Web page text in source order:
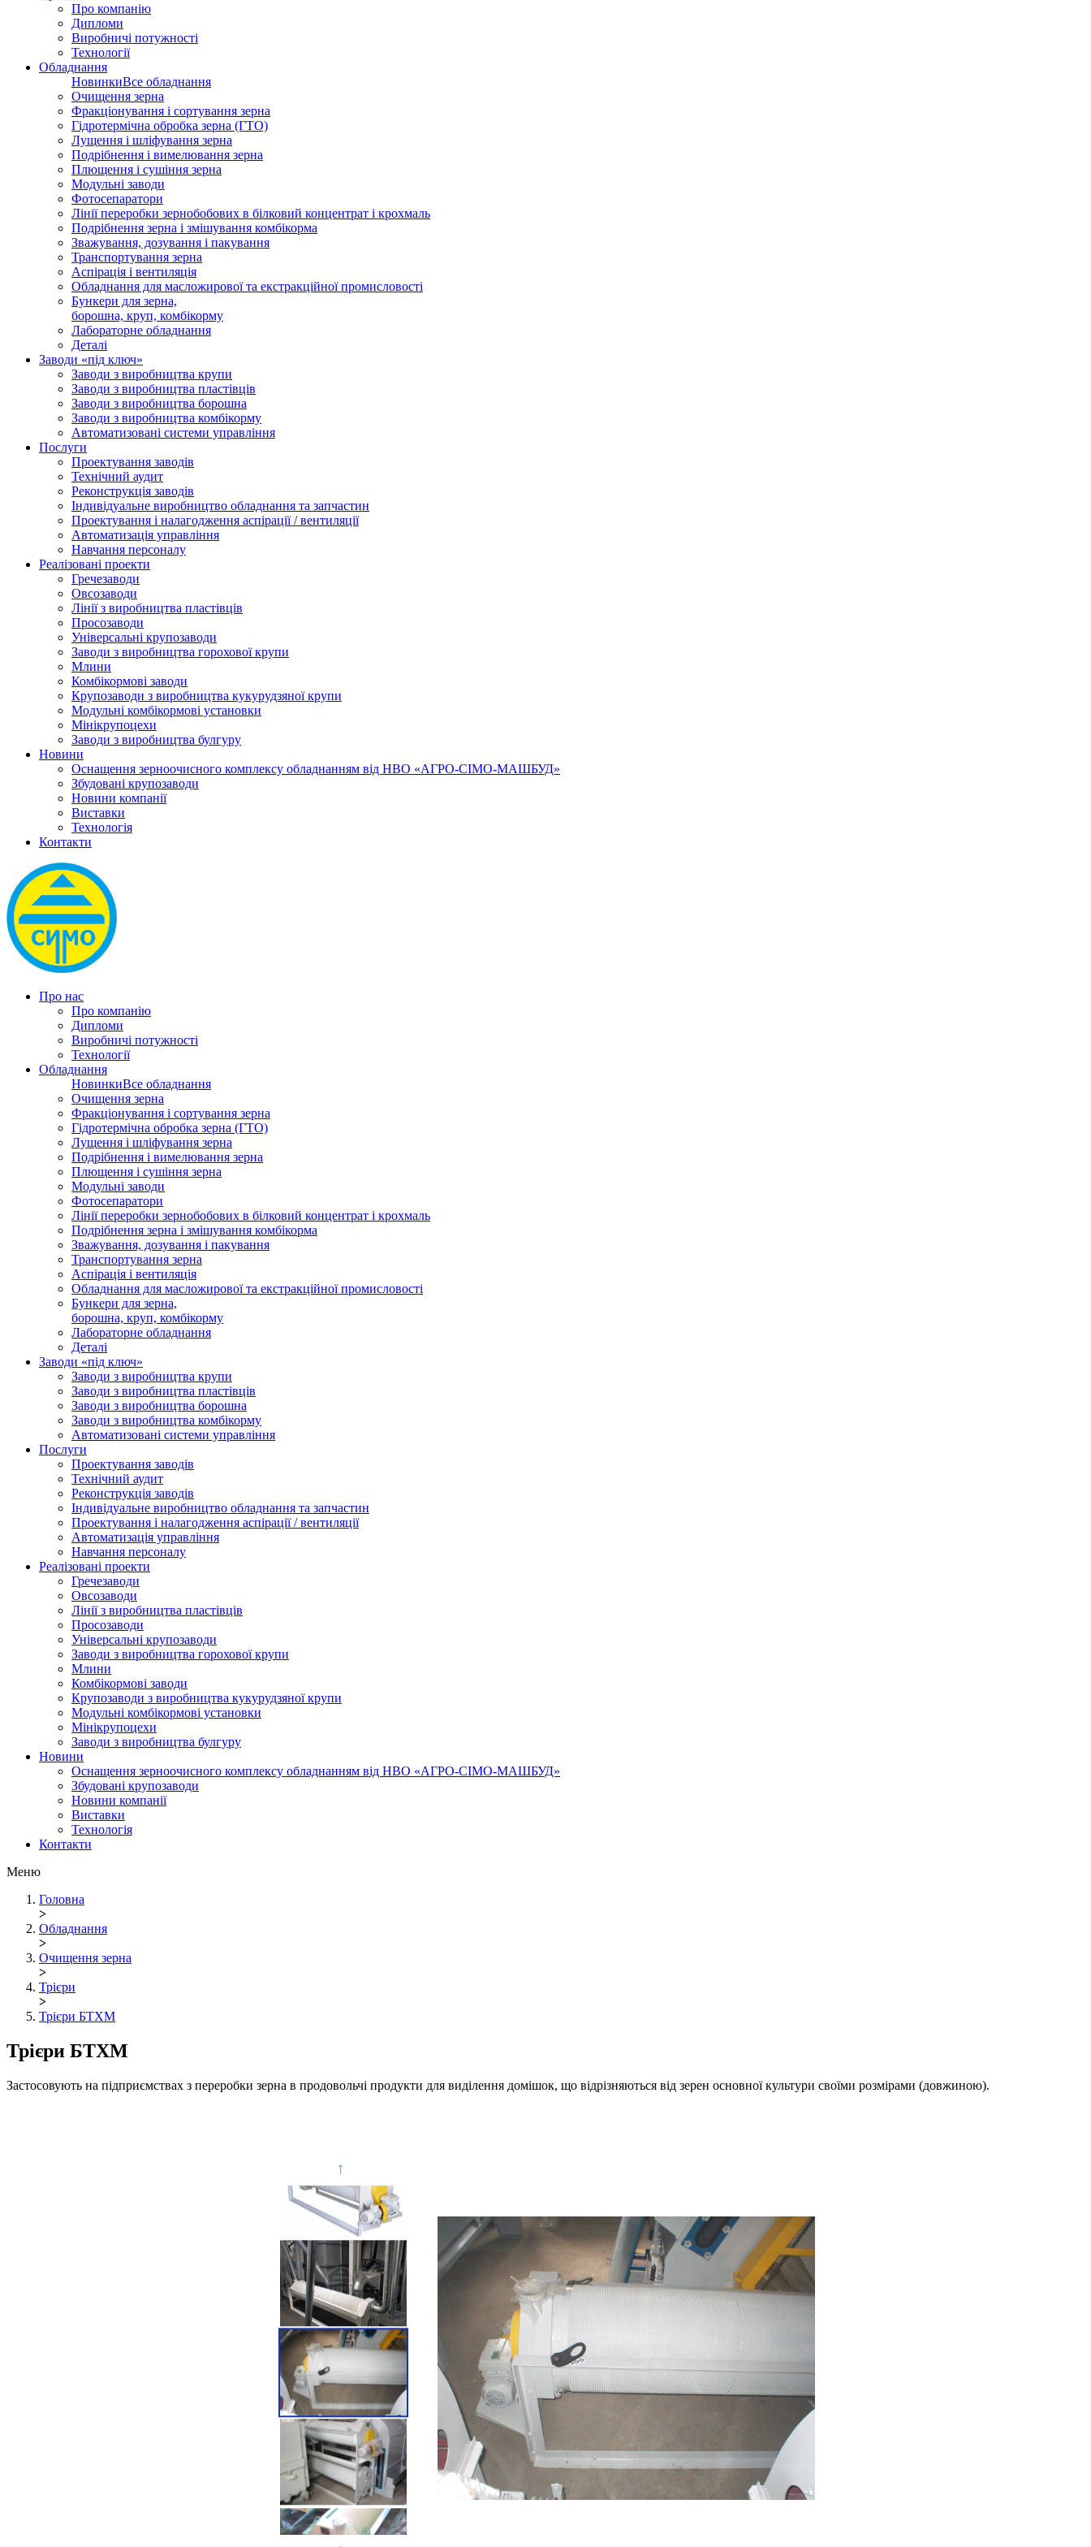
Про компанію
Дипломи
Виробничі потужності
Технології
Обладнання
НовинкиВсе обладнання
Очищення зерна
Фракціонування і сортування зерна
Гідротермічна обробка зерна (ГТО)
Лущення і шліфування зерна
Подрібнення і вимелювання зерна
Плющення і сушіння зерна
Модульні заводи
Фотосепаратори
Лінії переробки зернобобових в білковий концентрат і крохмаль
Подрібнення зерна і змішування комбікорма
Зважування, дозування і пакування
Транспортування зерна
Аспірація і вентиляція
Обладнання для масложирової та екстракційної промисловості
Бункери для зерна,
борошна, круп, комбікорму
Лабораторне обладнання
Деталі
Заводи «під ключ»
Заводи з виробництва крупи
Заводи з виробництва пластівців
Заводи з виробництва борошна
Заводи з виробництва комбікорму
Автоматизовані системи управління
Послуги
Проектування заводів
Технічний аудит
Реконструкція заводів
Індивідуальне виробництво обладнання та запчастин
Проектування і налагодження аспірації / вентиляції
Автоматизація управління
Навчання персоналу
Реалізовані проекти
Гречезаводи
Овсозаводи
Лінії з виробництва пластівців
Просозаводи
Універсальні крупозаводи
Заводи з виробництва горохової крупи
Млини
Комбікормові заводи
Крупозаводи з виробництва кукурудзяної крупи
Модульні комбікормові установки
Мінікрупоцехи
Заводи з виробництва булгуру
Новини
Оснащення зерноочисного комплексу обладнанням від НВО «АГРО-СІМО-МАШБУД»
Збудовані крупозаводи
Новини компанії
Виставки
Технологія
Контакти
Про нас
Про компанію
Дипломи
Виробничі потужності
Технології
Обладнання
НовинкиВсе обладнання
Очищення зерна
Фракціонування і сортування зерна
Гідротермічна обробка зерна (ГТО)
Лущення і шліфування зерна
Подрібнення і вимелювання зерна
Плющення і сушіння зерна
Модульні заводи
Фотосепаратори
Лінії переробки зернобобових в білковий концентрат і крохмаль
Подрібнення зерна і змішування комбікорма
Зважування, дозування і пакування
Транспортування зерна
Аспірація і вентиляція
Обладнання для масложирової та екстракційної промисловості
Бункери для зерна,
борошна, круп, комбікорму
Лабораторне обладнання
Деталі
Заводи «під ключ»
Заводи з виробництва крупи
Заводи з виробництва пластівців
Заводи з виробництва борошна
Заводи з виробництва комбікорму
Автоматизовані системи управління
Послуги
Проектування заводів
Технічний аудит
Реконструкція заводів
Індивідуальне виробництво обладнання та запчастин
Проектування і налагодження аспірації / вентиляції
Автоматизація управління
Навчання персоналу
Реалізовані проекти
Гречезаводи
Овсозаводи
Лінії з виробництва пластівців
Просозаводи
Універсальні крупозаводи
Заводи з виробництва горохової крупи
Млини
Комбікормові заводи
Крупозаводи з виробництва кукурудзяної крупи
Модульні комбікормові установки
Мінікрупоцехи
Заводи з виробництва булгуру
Новини
Оснащення зерноочисного комплексу обладнанням від НВО «АГРО-СІМО-МАШБУД»
Збудовані крупозаводи
Новини компанії
Виставки
Технологія
Контакти
Меню
Головна
>
Обладнання
>
Очищення зерна
>
Трієри
>
Трієри БТХМ
Трієри БТХМ
Застосовують на підприємствах з переробки зерна в продовольчі продукти для виділення домішок, що відрізняються від зерен основної культури своїми розмірами (довжиною).